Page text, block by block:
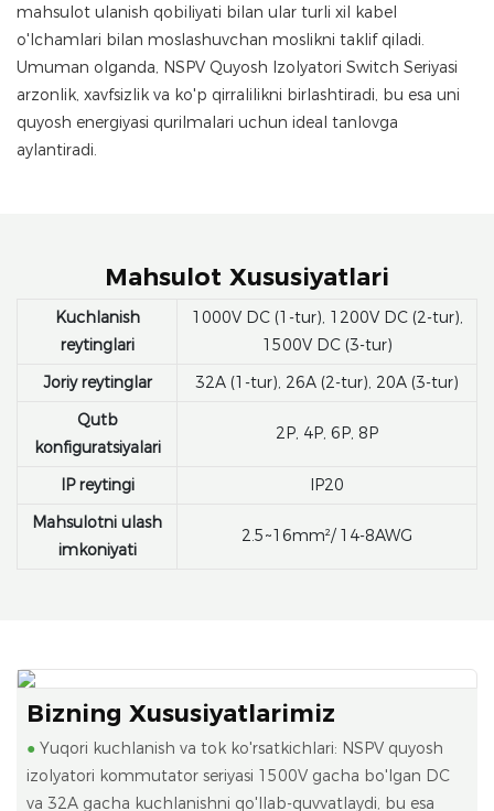
mahsulot ulanish qobiliyati bilan ular turli xil kabel
o'lchamlari bilan moslashuvchan moslikni taklif qiladi.
Umuman olganda, NSPV Quyosh Izolyatori Switch Seriyasi
arzonlik, xavfsizlik va ko'p qirralilikni birlashtiradi, bu esa uni
quyosh energiyasi qurilmalari uchun ideal tanlovga
aylantiradi.
Mahsulot Xususiyatlari
Kuchlanish
reytinglari
1000V DC (1-tur), 1200V DC (2-tur),
1500V DC (3-tur)
Joriy reytinglar
32A (1-tur), 26A (2-tur), 20A (3-tur)
Qutb
konfiguratsiyalari
2P, 4P, 6P, 8P
IP reytingi
IP20
Mahsulotni ulash
imkoniyati
2.5~16mm²/ 14-8AWG
Bizning Xususiyatlarimiz
●Yuqori kuchlanish va tok ko'rsatkichlari: NSPV quyosh
izolyatori kommutator seriyasi 1500V gacha bo'lgan DC
va 32A gacha kuchlanishni qo'llab-quvvatlaydi, bu esa